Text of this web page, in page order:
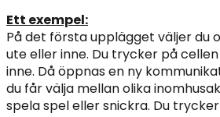
Ett exempel:
På det första upplägget väljer du
ute eller inne. Du trycker på
inne. Då öppnas en ny
du får välja mellan olika
spela spel eller snickra. Du